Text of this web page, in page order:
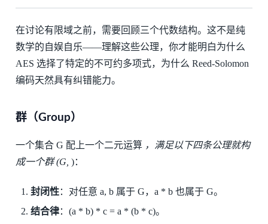
在讨论有限域之前，需要回顾三个代数结构。这不是纯
数学的自娱自乐——理解这些公理，你才能明白为什么
AES 选择了特定的不可约多项式，为什么 Reed-Solomon
编码天然具有纠错能力。
群（Group）
一个集合 G 配上一个二元运算 ，满足以下四条公理就构
成一个群 (G, )：
封闭性：对任意 a, b 属于 G，a * b 也属于 G。
结合律：(a * b) * c = a * (b * c)。